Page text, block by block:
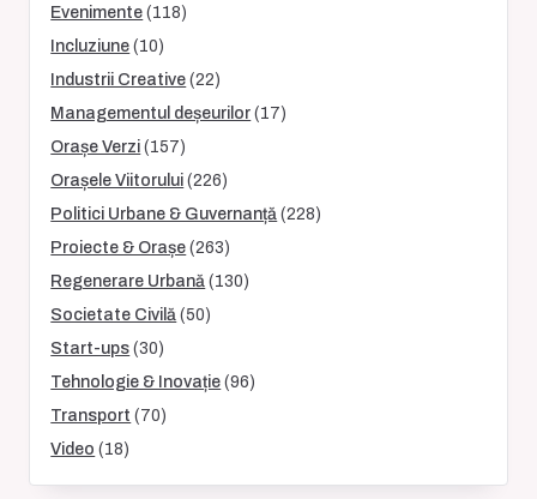
Evenimente (118)
Incluziune (10)
Industrii Creative (22)
Managementul deșeurilor (17)
Orașe Verzi (157)
Orașele Viitorului (226)
Politici Urbane & Guvernanță (228)
Proiecte & Orașe (263)
Regenerare Urbană (130)
Societate Civilă (50)
Start-ups (30)
Tehnologie & Inovație (96)
Transport (70)
Video (18)